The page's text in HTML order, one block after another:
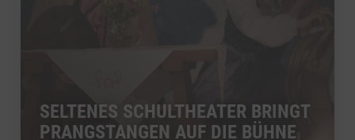
SELTENES SCHULTHEATER BRINGT
PRANGSTANGEN AUF DIE BÜHNE